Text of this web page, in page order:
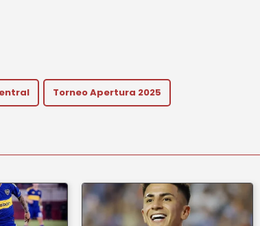
Torneo Apertura 2025